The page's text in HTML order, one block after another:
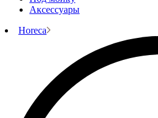
Аксессуары
Horeca